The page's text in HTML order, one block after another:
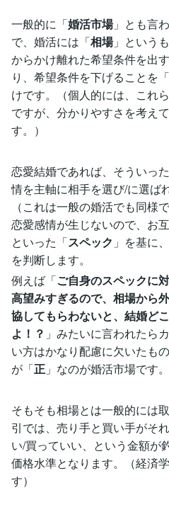
一般的に「婚活市場」とも言
で、婚活には「相場」という
からかけ離れた希望条件を出
り、希望条件を下げることを「
けです。（個人的には、これ
ですが、分かりやすさを考え
す。）
恋愛結婚であれば、そういっ
情を主軸に相手を選び/に選ば
（これは一般の婚活でも同様
恋愛感情が生じないので、お
といった「スペック 」を基に
を判断します。
例えば「ご自身のスペックに
高望みすぎるので、相場から
協してもらわないと、結婚ど
よ！？ 」みたいに言われたら
い方はかなり配慮に欠いたも
が「正 」なのが婚活市場です。
そもそも相場とは一般的には
引では、売り手と買い手がそ
い/買っていい、という金額が
価格水準となります。（経済
す）